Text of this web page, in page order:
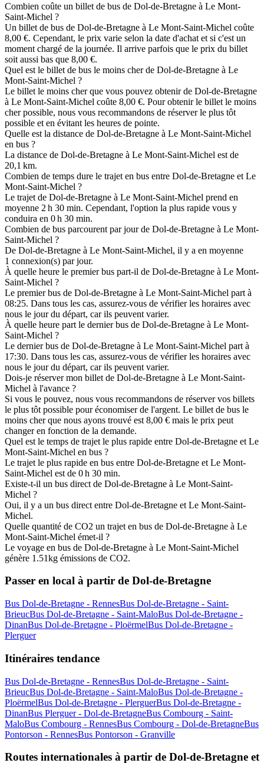
Combien coûte un billet de bus de Dol-de-Bretagne à Le Mont-
Saint-Michel ?
Un billet de bus de Dol-de-Bretagne à Le Mont-Saint-Michel coûte
8,00 €. Cependant, le prix varie selon la date d'achat et si c'est un
moment chargé de la journée. Il arrive parfois que le prix du billet
soit aussi bas que 8,00 €.
Quel est le billet de bus le moins cher de Dol-de-Bretagne à Le
Mont-Saint-Michel ?
Le billet le moins cher que vous pouvez obtenir de Dol-de-Bretagne
à Le Mont-Saint-Michel coûte 8,00 €. Pour obtenir le billet le moins
cher possible, nous vous recommandons de réserver le plus tôt
possible et en évitant les heures de pointe.
Quelle est la distance de Dol-de-Bretagne à Le Mont-Saint-Michel
en bus ?
La distance de Dol-de-Bretagne à Le Mont-Saint-Michel est de
20,1 km.
Combien de temps dure le trajet en bus entre Dol-de-Bretagne et Le
Mont-Saint-Michel ?
Le trajet de Dol-de-Bretagne à Le Mont-Saint-Michel prend en
moyenne 2 h 30 min. Cependant, l'option la plus rapide vous y
conduira en 0 h 30 min.
Combien de bus parcourent par jour de Dol-de-Bretagne à Le Mont-
Saint-Michel ?
De Dol-de-Bretagne à Le Mont-Saint-Michel, il y a en moyenne
1 connexion(s) par jour.
À quelle heure le premier bus part-il de Dol-de-Bretagne à Le Mont-
Saint-Michel ?
Le premier bus de Dol-de-Bretagne à Le Mont-Saint-Michel part à
08:25. Dans tous les cas, assurez-vous de vérifier les horaires avec
nous le jour du départ, car ils peuvent varier.
À quelle heure part le dernier bus de Dol-de-Bretagne à Le Mont-
Saint-Michel ?
Le dernier bus de Dol-de-Bretagne à Le Mont-Saint-Michel part à
17:30. Dans tous les cas, assurez-vous de vérifier les horaires avec
nous le jour du départ, car ils peuvent varier.
Dois-je réserver mon billet de Dol-de-Bretagne à Le Mont-Saint-
Michel à l'avance ?
Si vous le pouvez, nous vous recommandons de réserver vos billets
le plus tôt possible pour économiser de l'argent. Le billet de bus le
moins cher que nous ayons trouvé est 8,00 € mais le prix peut
changer en fonction de la demande.
Quel est le temps de trajet le plus rapide entre Dol-de-Bretagne et Le
Mont-Saint-Michel en bus ?
Le trajet le plus rapide en bus entre Dol-de-Bretagne et Le Mont-
Saint-Michel est de 0 h 30 min.
Existe-t-il un bus direct de Dol-de-Bretagne à Le Mont-Saint-
Michel ?
Oui, il y a un bus direct entre Dol-de-Bretagne et Le Mont-Saint-
Michel.
Quelle quantité de CO2 un trajet en bus de Dol-de-Bretagne à Le
Mont-Saint-Michel émet-il ?
Le voyage en bus de Dol-de-Bretagne à Le Mont-Saint-Michel
génère 1.51kg émissions de CO2.
Passer en local à partir de Dol-de-Bretagne
Bus Dol-de-Bretagne - RennesBus Dol-de-Bretagne - Saint-
BrieucBus Dol-de-Bretagne - Saint-MaloBus Dol-de-Bretagne -
DinanBus Dol-de-Bretagne - PloërmelBus Dol-de-Bretagne -
Plerguer
Itinéraires tendance
Bus Dol-de-Bretagne - RennesBus Dol-de-Bretagne - Saint-
BrieucBus Dol-de-Bretagne - Saint-MaloBus Dol-de-Bretagne -
PloërmelBus Dol-de-Bretagne - PlerguerBus Dol-de-Bretagne -
DinanBus Plerguer - Dol-de-BretagneBus Combourg - Saint-
MaloBus Combourg - RennesBus Combourg - Dol-de-BretagneBus
Pontorson - RennesBus Pontorson - Granville
Routes internationales à partir de Dol-de-Bretagne et